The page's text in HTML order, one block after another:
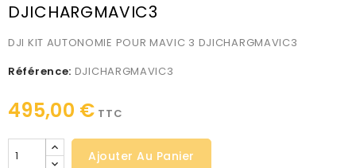
DJICHARGMAVIC3
DJI KIT AUTONOMIE POUR MAVIC 3 DJICHARGMAVIC3
Référence: DJICHARGMAVIC3
495,00 € TTC
Ajouter Au Panier